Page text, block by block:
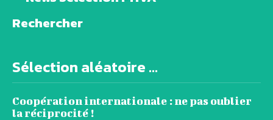
Rechercher
Sélection aléatoire ...
Coopération internationale : ne pas oublier
la réciprocité !